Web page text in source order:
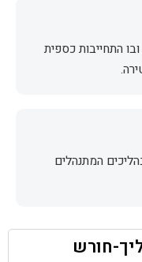
התחייבות כספית
המתנהלים
חורש